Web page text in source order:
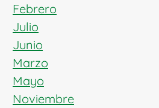
Febrero
Julio
Junio
Marzo
Mayo
Noviembre